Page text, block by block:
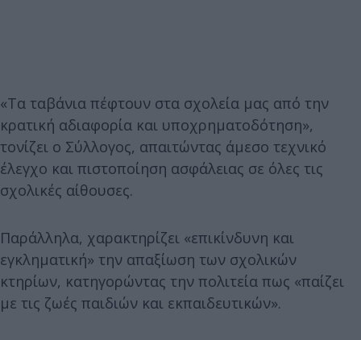
«Τα ταβάνια πέφτουν στα σχολεία μας από την
κρατική αδιαφορία και υποχρηματοδότηση»,
τονίζει ο Σύλλογος, απαιτώντας άμεσο τεχνικό
έλεγχο και πιστοποίηση ασφάλειας σε όλες τις
σχολικές αίθουσες.
Παράλληλα, χαρακτηρίζει «επικίνδυνη και
εγκληματική» την απαξίωση των σχολικών
κτηρίων, κατηγορώντας την πολιτεία πως «παίζει
με τις ζωές παιδιών και εκπαιδευτικών».